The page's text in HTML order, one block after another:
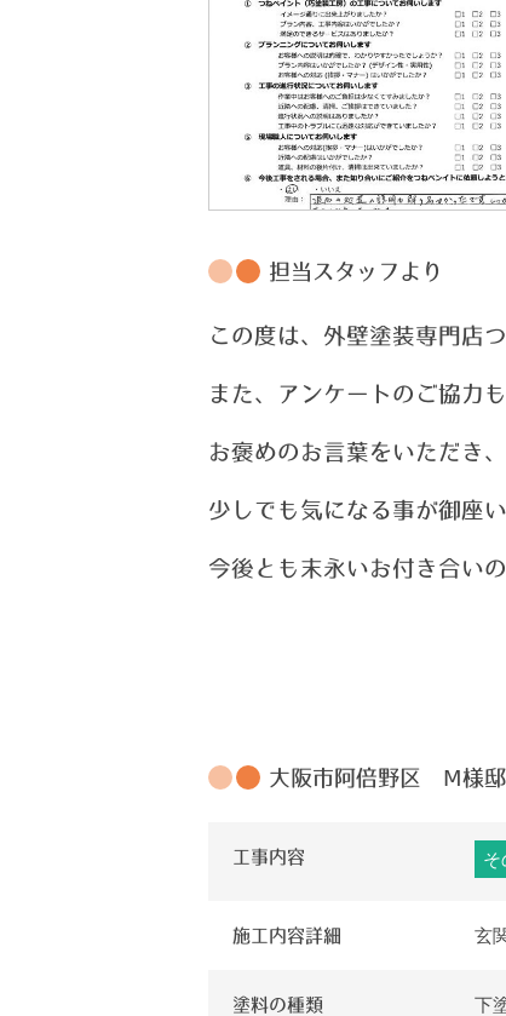
担当スタッフより
この度は、外壁塗装専門店
また、アンケートのご協力
お褒めのお言葉をいただき
少しでも気になる事が御座
今後とも末永いお付き合い
大阪市阿倍野区 Ⅿ様
工事内容 そ
施工内容詳細 玄
塗料の種類
下